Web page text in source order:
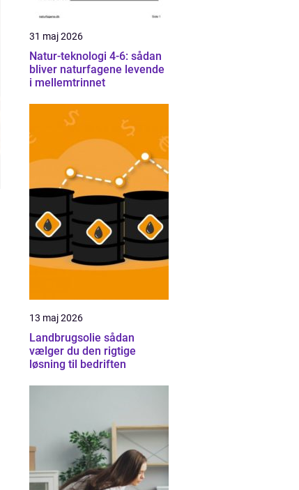
31 maj 2026
Natur-teknologi 4-6: sådan
bliver naturfagene levende
i mellemtrinnet
13 maj 2026
Landbrugsolie sådan
vælger du den rigtige
løsning til bedriften